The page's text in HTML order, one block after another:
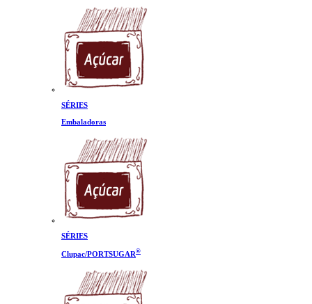
SÉRIES
Embaladoras
SÉRIES
Clupac/PORTSUGAR®